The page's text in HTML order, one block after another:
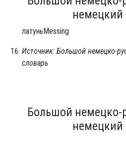
немецкий
латуньMessing
Источник: Большой немецко-
словарь
Большой немецко-
немецкий